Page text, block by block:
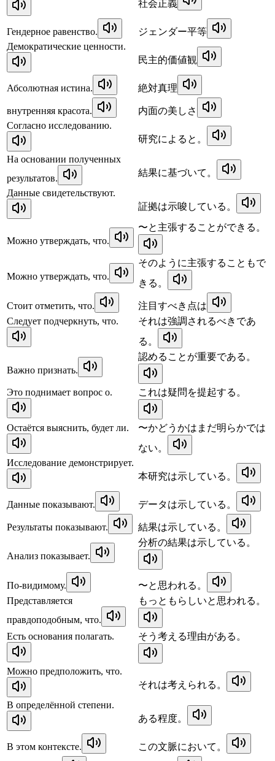
社会正義
Гендерное равенство.
ジェンダー平等
Демократические ценности.
民主的価値観
Абсолютная истина. 絶対真理
внутренняя красота.
内面の美しさ
Согласно исследованию.
研究によると。
На основании полученных
результатов.
結果に基づいて。
Данные свидетельствуют.
証拠は示唆している。
Можно утверждать, что.
〜と主張することができる。
Можно утверждать, что.
そのように主張することもで
きる。
Стоит отметить, что.
注目すべき点は
Следует подчеркнуть, что.
それは強調されるべきであ
る。
Важно признать.
認めることが重要である。
Это поднимает вопрос о. これは疑問を提起する。
Остаётся выяснить, будет ли.
〜かどうかはまだ明らかでは
ない。
Исследование демонстрирует.
本研究は示している。
Данные показывают. データは示している。
Результаты показывают. 結果は示している。
Анализ показывает.
分析の結果は示している。
По-видимому.
〜と思われる。
Представляется
правдоподобным, что.
もっともらしいと思われる。
Есть основания полагать. そう考える理由がある。
Можно предположить, что.
それは考えられる。
В определённой степени.
ある程度。
В этом контексте. この文脈において。